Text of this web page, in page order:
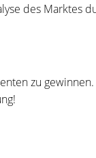
des Marktes
zu